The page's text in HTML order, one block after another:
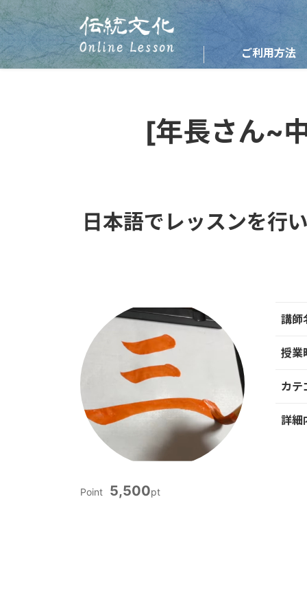
ご利用方法
[年長さん~
日本語でレッスンを行
Point 5,500pt
講師
授業
カテ
詳細